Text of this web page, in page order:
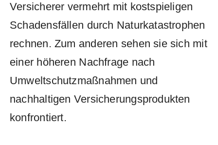
Versicherer vermehrt mit kostspieligen
Schadensfällen ⁣durch Naturkatastrophen
rechnen. Zum anderen ⁣sehen sie sich mit
einer höheren⁢ Nachfrage nach⁤
Umweltschutzmaßnahmen und
nachhaltigen Versicherungsprodukten
konfrontiert.